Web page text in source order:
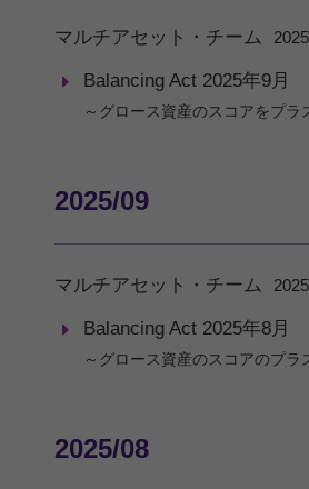
マルチアセット・チーム
Balancing Act 2025年9月
～グロース資産のスコアをプ
2025/09
マルチアセット・チーム
Balancing Act 2025年8月
～グロース資産のスコアのプ
2025/08